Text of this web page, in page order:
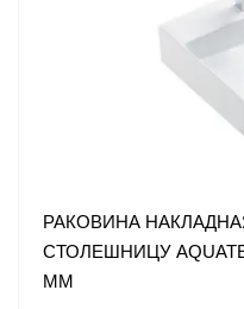
РАКОВИНА
СТОЛЕШНИЦУ
ММ